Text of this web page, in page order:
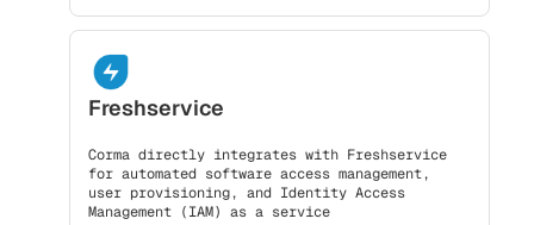
Freshservice
Corma directly integrates with Freshservice
for automated software access management,
user provisioning, and Identity Access
Management (IAM) as a service